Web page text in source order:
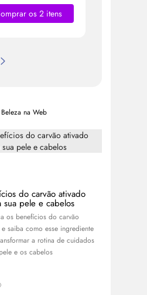
os 2 itens
na Web
do carvão ativado
sua pele e cabelos
os benefícios do carvão
saiba como esse ingrediente
a rotina de cuidados
e os cabelos